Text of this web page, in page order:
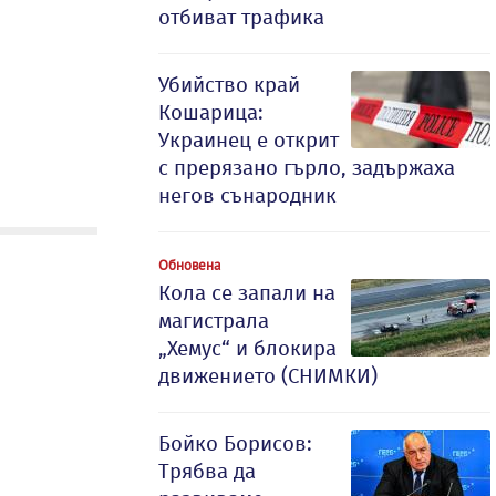
отбиват трафика
Убийство край
Кошарица:
Украинец е открит
с прерязано гърло, задържаха
негов сънародник
Обновена
Кола се запали на
магистрала
„Хемус“ и блокира
движението (СНИМКИ)
Бойко Борисов:
Трябва да